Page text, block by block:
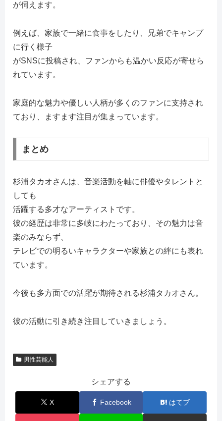
が伺えます。
例えば、家族で一緒に食事をしたり、兄弟でキャンプ
に行く様子
がSNSに投稿され、ファンからも温かい反応が寄せら
れています。
家庭的な魅力や優しい人柄が多くのファンに支持され
ており、ますます注目が集まっています。
まとめ
杉浦タカオさんは、音楽活動を軸に俳優やタレントと
しても
活躍する多才なアーティストです。
彼の経歴は非常に多岐にわたっており、その魅力は音
楽のみならず、
テレビでの明るいキャラクターや家族との絆にも表れ
ています。
今後も多方面での活躍が期待される杉浦タカオさん。
彼の活動に引き続き注目していきましょう。
男性芸能人
シェアする
X Facebook はてブ